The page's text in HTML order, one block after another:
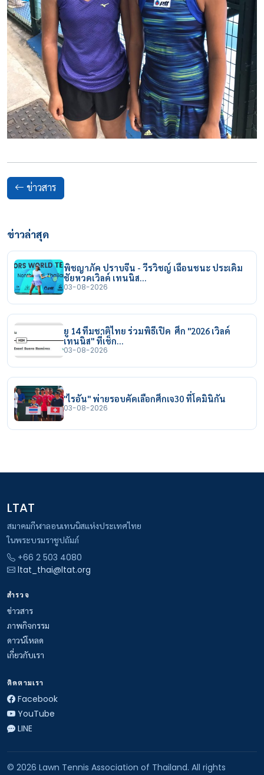
ข่าวสาร
ข่าวล่าสุด
พิชญาภัค ปราบจีน - วีรวิชญ์ เฉือนชนะ ประเดิม
ชัยหวดเวิลด์ เทนนิส…
03-08-2026
ยู 14 ทีมชาติไทย ร่วมพิธีเปิด ศึก "2026 เวิลด์
เทนนิส" ที่เช็ก…
03-08-2026
"ไรอัน" พ่ายรอบคัดเลือกศึกเจ30 ที่โดมินิกัน
03-08-2026
LTAT
สมาคมกีฬาลอนเทนนิสแห่งประเทศไทย
ในพระบรมราชูปถัมภ์
+66 2 503 4080
ltat_thai@ltat.org
สำรวจ
ข่าวสาร
ภาพกิจกรรม
ดาวน์โหลด
เกี่ยวกับเรา
ติดตามเรา
Facebook
YouTube
LINE
© 2026 Lawn Tennis Association of Thailand. All rights